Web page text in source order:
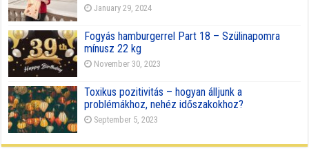
January 29, 2024
Fogyás hamburgerrel Part 18 – Szülinapomra
mínusz 22 kg
November 30, 2023
Toxikus pozitivitás – hogyan álljunk a
problémákhoz, nehéz időszakokhoz?
September 5, 2023